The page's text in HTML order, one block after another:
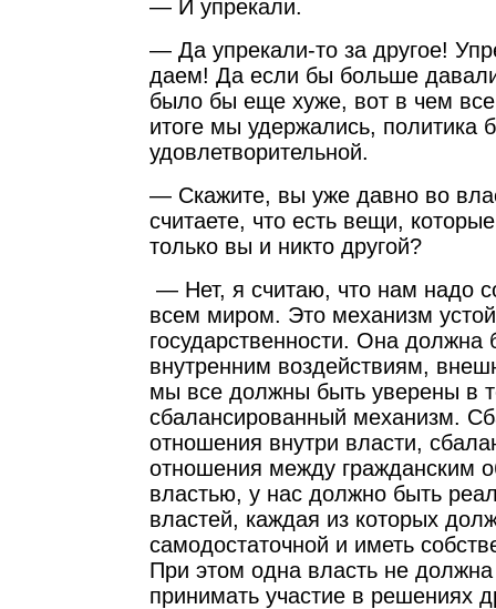
— И упрекали.
— Да упрекали-то за другое!
даем! Да если бы больше
было бы еще хуже, вот в чем
итоге мы удержались, политика
удовлетворительной.
— Скажите, вы уже давно во
считаете, что есть вещи,
только вы и никто другой?
— Нет, я считаю, что нам надо
всем миром. Это механизм
государственности. Она должна
внутренним воздействиям,
мы все должны быть уверены в
сбалансированный механизм.
отношения внутри власти,
отношения между гражданским
властью, у нас должно быть
властей, каждая из которых
самодостаточной и иметь
При этом одна власть не должна
принимать участие в решениях